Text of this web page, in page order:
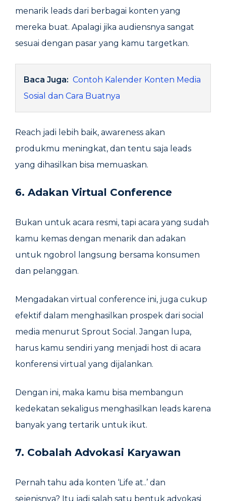
menarik leads dari berbagai konten yang
mereka buat. Apalagi jika audiensnya sangat
sesuai dengan pasar yang kamu targetkan.
Baca Juga: Contoh Kalender Konten Media
Sosial dan Cara Buatnya
Reach jadi lebih baik, awareness akan
produkmu meningkat, dan tentu saja leads
yang dihasilkan bisa memuaskan.
6. Adakan Virtual Conference
Bukan untuk acara resmi, tapi acara yang sudah
kamu kemas dengan menarik dan adakan
untuk ngobrol langsung bersama konsumen
dan pelanggan.
Mengadakan virtual conference ini, juga cukup
efektif dalam menghasilkan prospek dari social
media menurut Sprout Social. Jangan lupa,
harus kamu sendiri yang menjadi host di acara
konferensi virtual yang dijalankan.
Dengan ini, maka kamu bisa membangun
kedekatan sekaligus menghasilkan leads karena
banyak yang tertarik untuk ikut.
7. Cobalah Advokasi Karyawan
Pernah tahu ada konten ‘Life at..’ dan
sejenisnya? Itu jadi salah satu bentuk advokasi